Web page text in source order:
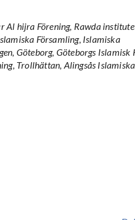
Al hijra Förening, Rawda
Församling, Islamiska
Göteborg, Göteborgs Islamisk
Trollhättan, Alingsås Islamiska